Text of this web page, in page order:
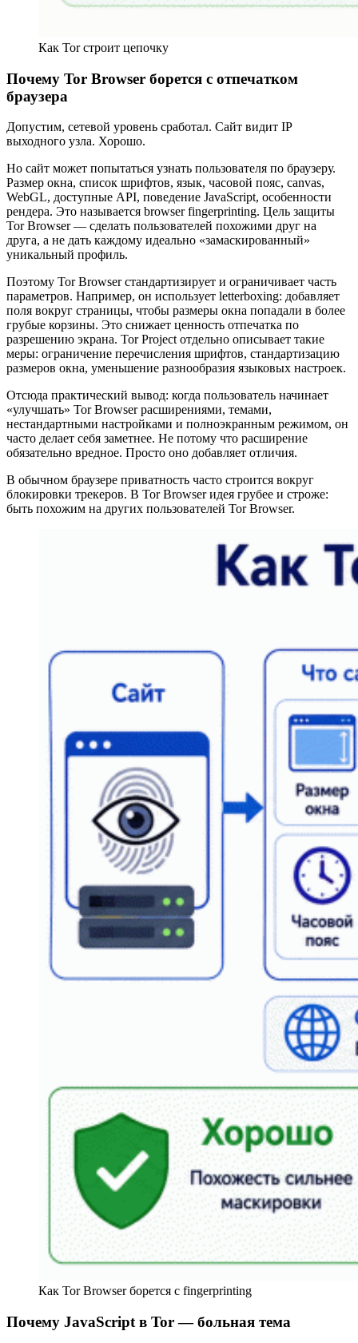
Как Tor строит цепочку
Почему Tor Browser борется с отпечатком
браузера
Допустим, сетевой уровень сработал. Сайт видит IP
выходного узла. Хорошо.
Но сайт может попытаться узнать пользователя по браузеру.
Размер окна, список шрифтов, язык, часовой пояс, canvas,
WebGL, доступные API, поведение JavaScript, особенности
рендера. Это называется browser fingerprinting. Цель защиты
Tor Browser — сделать пользователей похожими друг на
друга, а не дать каждому идеально «замаскированный»
уникальный профиль.
Поэтому Tor Browser стандартизирует и ограничивает часть
параметров. Например, он использует letterboxing: добавляет
поля вокруг страницы, чтобы размеры окна попадали в более
грубые корзины. Это снижает ценность отпечатка по
разрешению экрана. Tor Project отдельно описывает такие
меры: ограничение перечисления шрифтов, стандартизацию
размеров окна, уменьшение разнообразия языковых настроек.
Отсюда практический вывод: когда пользователь начинает
«улучшать» Tor Browser расширениями, темами,
нестандартными настройками и полноэкранным режимом, он
часто делает себя заметнее. Не потому что расширение
обязательно вредное. Просто оно добавляет отличия.
В обычном браузере приватность часто строится вокруг
блокировки трекеров. В Tor Browser идея грубее и строже:
быть похожим на других пользователей Tor Browser.
Как Tor Browser борется с fingerprinting
Почему JavaScript в Tor — больная тема